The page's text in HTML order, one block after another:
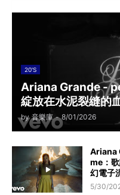
20'S
Ariana Grande -
綻放在水泥裂縫的
by 音樂庫 - 8/01/2026
Ariana
me：
幻電子
5/30/